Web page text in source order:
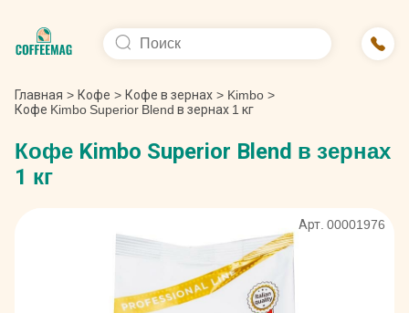
Главная > Кофе > Кофе в зернах > Kimbo >
Кофе Kimbo Superior Blend в зернах 1 кг
Кофе Kimbo Superior Blend в зернах
1 кг
Арт. 00001976